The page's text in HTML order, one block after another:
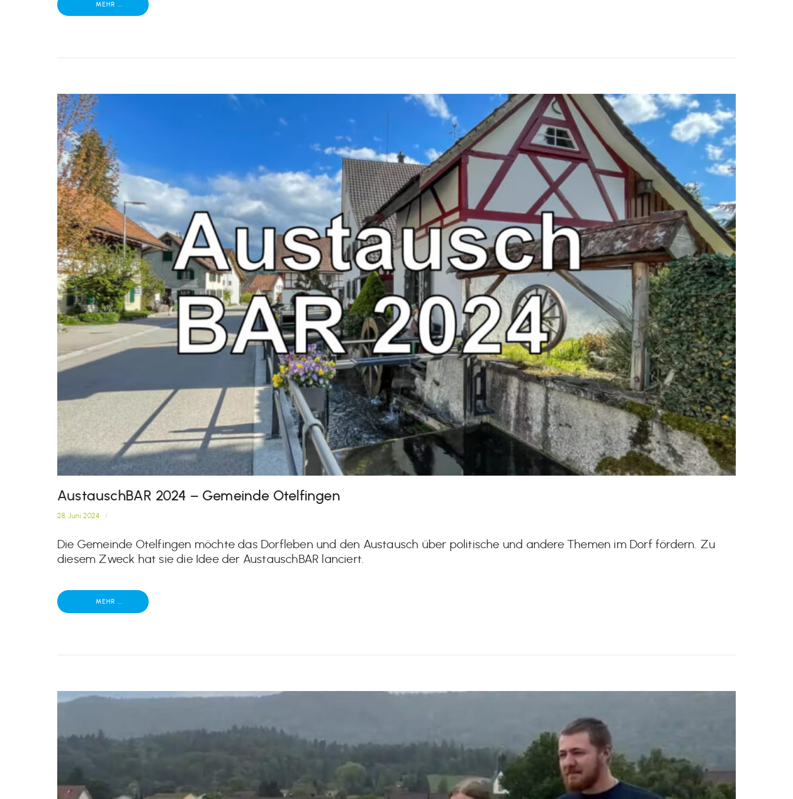
MEHR ...
AustauschBAR 2024 – Gemeinde Otelfingen
28. Juni 2024 /
Die Gemeinde Otelfingen möchte das Dorfleben und den Austausch über politische und andere Themen im Dorf fördern. Zu
diesem Zweck hat sie die Idee der AustauschBAR lanciert.
MEHR ...